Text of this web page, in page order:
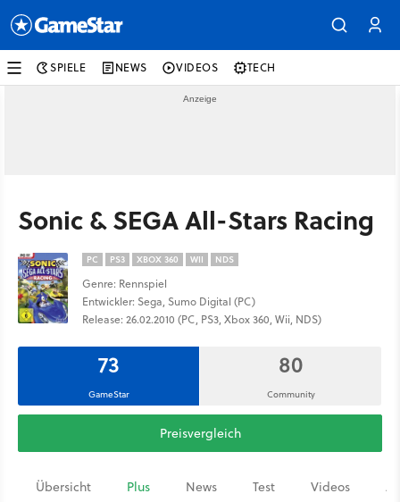
SPIELE NEWS VIDEOS TECH
Sonic & SEGA All-Stars Racing
PC PS3 XBOX 360 WII NDS
Genre: Rennspiel
Entwickler: Sega, Sumo Digital (PC)
Release: 26.02.2010 (PC, PS3, Xbox 360, Wii, NDS)
73
GameStar
80
Community
Preisvergleich
Übersicht Plus News Test Videos